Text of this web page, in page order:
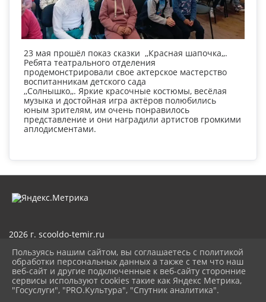
23 мая прошёл показ сказки ,,Красная шапочка,,.
Ребята театрального отделения
продемонстрировали свое актерское мастерство
воспитанникам детского сада
,,Солнышко,,. Яркие красочные костюмы, весёлая
музыка и достойная игра актёров полюбились
юным зрителям, им очень понравилось
представление и они наградили артистов громкими
аплодисментами.
2026 г. scooldo-temir.ru
Карта сайта
Политика обработки персональных данных
Сделано на KubCMS
Разработка и поддержка
Пользуясь нашим сайтом, вы соглашаетесь с политикой
обработки персональных данных а также с тем что наш
веб-сайт и другие подключенные к веб-сайту сторонние
сервисы используют cookies такие как Яндекс Метрика,
"Госуслуги", "PRO.Культура", "Спутник аналитика".